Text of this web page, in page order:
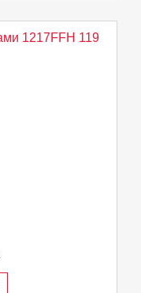
1217FFH 119